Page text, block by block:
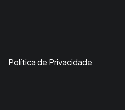
Política de Privacidade